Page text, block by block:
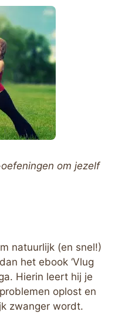
om jezelf
natuurlijk (en snel!)
het ebook ‘Vlug
Hierin leert hij je
oplost en
zwanger wordt.